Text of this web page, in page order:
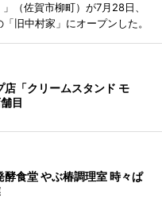
（佐賀市柳町）が7月28日、
旧中村家」にオープンした。
「クリームスタンド モ
目
食堂 やぶ椿調理室 時々ぱ